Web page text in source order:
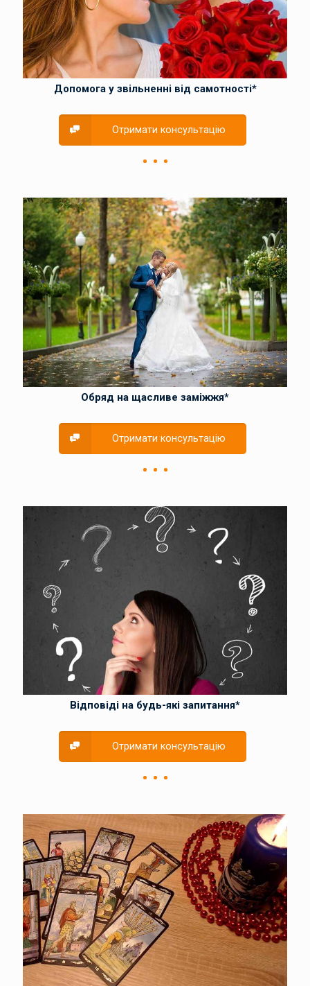
Допомога у звільненні від самотності*
Отримати консультацію
Обряд на щасливе заміжжя*
Отримати консультацію
Відповіді на будь-які запитання*
Отримати консультацію